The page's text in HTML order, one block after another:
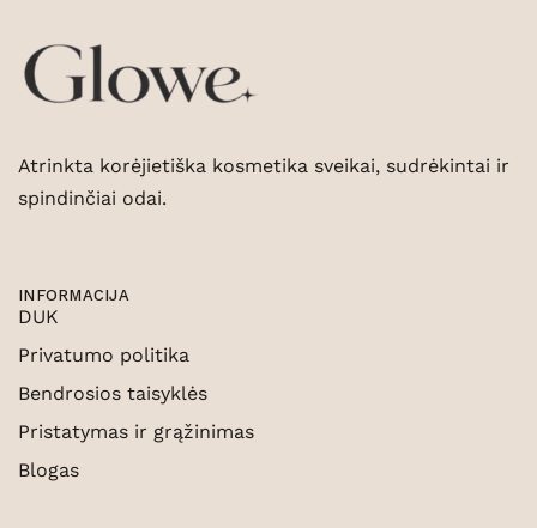
Atrinkta korėjietiška kosmetika sveikai, sudrėkintai ir
spindinčiai odai.
INFORMACIJA
DUK
Privatumo politika
Bendrosios taisyklės
Pristatymas ir grąžinimas
Blogas